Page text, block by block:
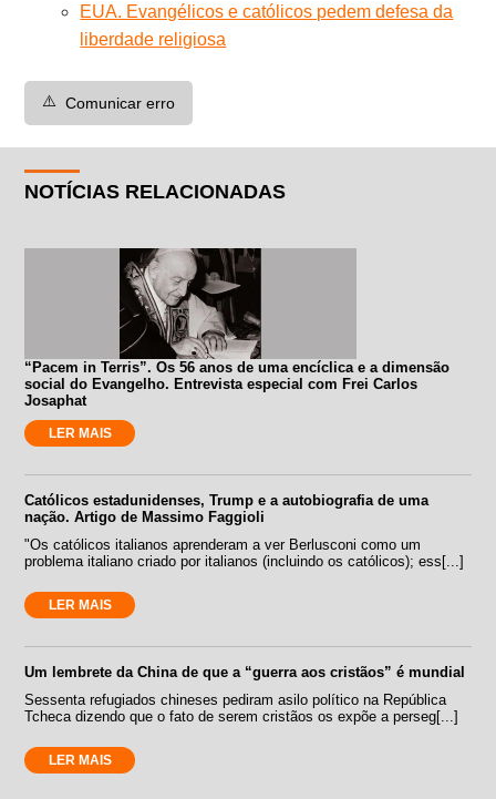
EUA. Evangélicos e católicos pedem defesa da
liberdade religiosa
⚠️ Comunicar erro
NOTÍCIAS RELACIONADAS
“Pacem in Terris”. Os 56 anos de uma encíclica e a dimensão
social do Evangelho. Entrevista especial com Frei Carlos
Josaphat
LER MAIS
Católicos estadunidenses, Trump e a autobiografia de uma
nação. Artigo de Massimo Faggioli
"Os católicos italianos aprenderam a ver Berlusconi como um
problema italiano criado por italianos (incluindo os católicos); ess[...]
LER MAIS
Um lembrete da China de que a “guerra aos cristãos” é mundial
Sessenta refugiados chineses pediram asilo político na República
Tcheca dizendo que o fato de serem cristãos os expõe a perseg[...]
LER MAIS